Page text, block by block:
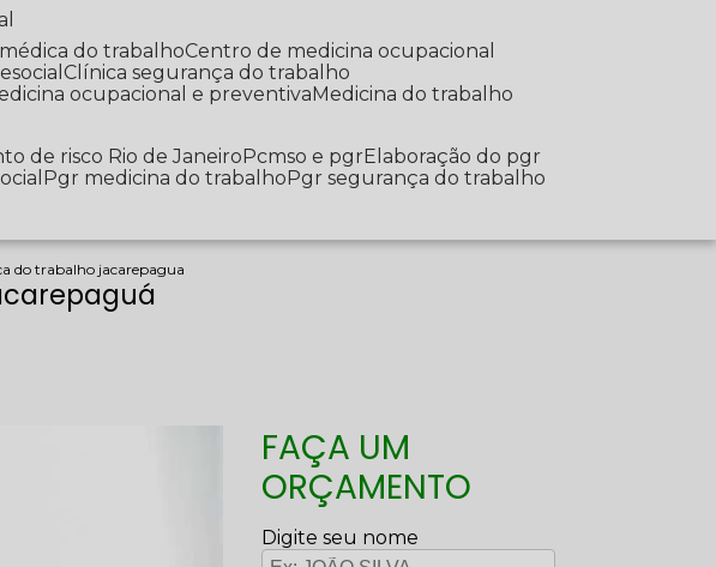
médica do trabalho
Centro de medicina ocupacional
Clínica segurança do trabalho
ocupacional e preventiva
Medicina do trabalho
de risco Rio de Janeiro Pcmso e pgr
Elaboração do pgr
Pgr medicina do trabalho
Pgr segurança do trabalho
do trabalho jacarepagua
FAÇA UM
ORÇAMENTO
Digite seu nome